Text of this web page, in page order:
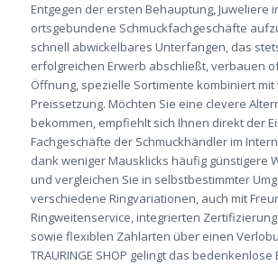
Entgegen der ersten Behauptung, Juweliere
ortsgebundene Schmuckfachgeschäfte
schnell abwickelbares Unterfangen, das
erfolgreichen Erwerb abschließt, verbauen
Öffnung, spezielle Sortimente kombiniert
Preissetzung. Möchten Sie eine clevere
bekommen, empfiehlt sich Ihnen direkt der
Fachgeschäfte der Schmuckhändler im
dank weniger Mausklicks häufiggünstigere
und vergleichen Sie in selbstbestimmter
verschiedene Ringvariationen, auch mit
Ringweitenservice, integrierten
sowie flexiblen Zahlarten über einen
TRAURINGE SHOP gelingt das bedenkenlose